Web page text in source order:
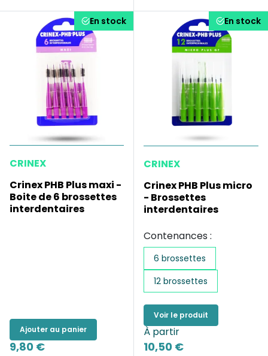
En stock
CRINEX
Crinex PHB Plus maxi -
Boite de 6 brossettes
interdentaires
Ajouter au panier
9,80 €
En stock
CRINEX
Crinex PHB Plus micro
- Brossettes
interdentaires
Contenances :
6 brossettes
12 brossettes
Voir le produit
À partir
10,50 €